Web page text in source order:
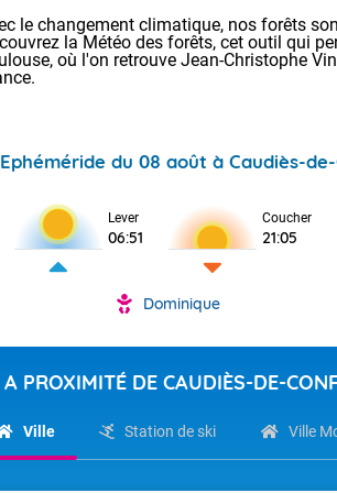
le changement climatique, nos forêts
la Météo des forêts, cet outil qui
où l'on retrouve Jean-Christophe
Ephéméride du 08 août à Caudiès-
Lever
06:51
Coucher
21:05
Dominique
A PROXIMITÉ DE CAUDIÈS-DE-
Ville Station de ski Ville
Voici les
29/16 Paris :
Clermont-Fd
Limoges :
Lille : 28/15
Temps
Savoie